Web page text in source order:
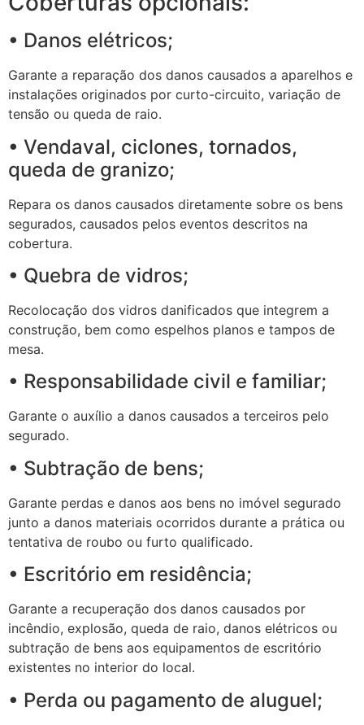
• Danos elétricos;
Garante a reparação dos danos causados a aparelhos e
instalações originados por curto-circuito, variação de
tensão ou queda de raio.
• Vendaval, ciclones, tornados,
queda de granizo;
Repara os danos causados diretamente sobre os bens
segurados, causados pelos eventos descritos na
cobertura.
• Quebra de vidros;
Recolocação dos vidros danificados que integrem a
construção, bem como espelhos planos e tampos de
mesa.
• Responsabilidade civil e familiar;
Garante o auxílio a danos causados a terceiros pelo
segurado.
• Subtração de bens;
Garante perdas e danos aos bens no imóvel segurado
junto a danos materiais ocorridos durante a prática ou
tentativa de roubo ou furto qualificado.
• Escritório em residência;
Garante a recuperação dos danos causados por
incêndio, explosão, queda de raio, danos elétricos ou
subtração de bens aos equipamentos de escritório
existentes no interior do local.
• Perda ou pagamento de aluguel;